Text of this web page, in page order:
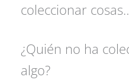
coleccionar
¿Quién no ha
algo?